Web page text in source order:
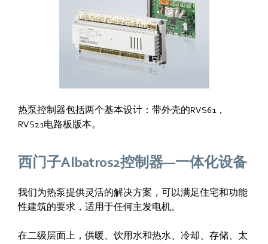
热泵控制器包括两个基本设计：带外壳的RVS61，
RVS21电路板版本。
西门子Albatros2控制器—一体化设备
我们为热泵提供灵活的解决方案，可以满足住宅和功能
性建筑的要求，适用于任何主发电机。
在二级层面上，供暖、饮用水和热水、冷却、存储、太